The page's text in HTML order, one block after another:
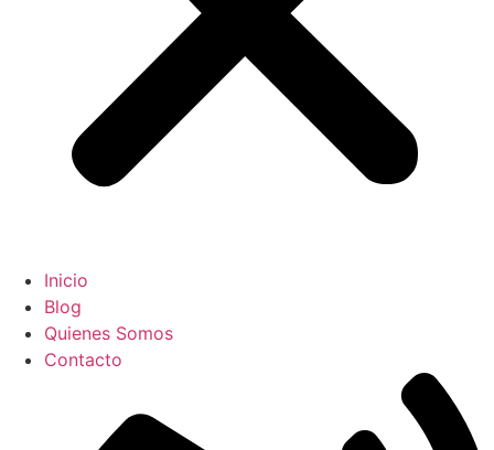
Inicio
Blog
Quienes Somos
Contacto